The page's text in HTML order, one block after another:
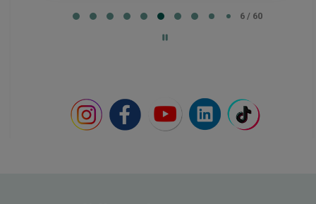
6 / 60